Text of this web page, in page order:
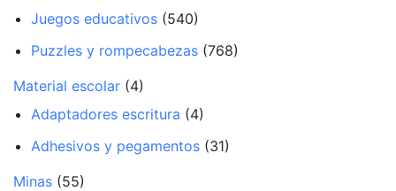
Juegos educativos (540)
Puzzles y rompecabezas (768)
Material escolar (4)
Adaptadores escritura (4)
Adhesivos y pegamentos (31)
Minas (55)